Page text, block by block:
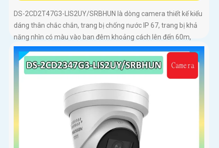
DS-2CD2T47G3-LIS2UY/SRBHUN là dòng camera thiết kế kiểu
dáng thân chắc chắn, trang bị chống nước IP 67, trang bị khả
năng nhìn có màu vào ban đêm khoảng cách lên đến 60m,
phát hiện chuyển động và phân biệt được người và phương
tiện, ống kính 4